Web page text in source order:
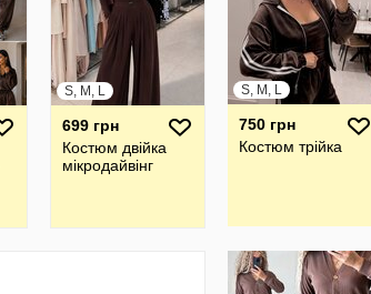
S, M, L
699 грн
Костюм двійка
мікродайвінг
S, M, L
750 грн
Костюм трійка